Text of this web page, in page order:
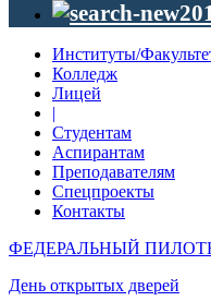
Институты/
Колледж
Лицей
|
Студентам
Аспирантам
Преподавателям
Спецпроекты
Контакты
ФЕДЕРАЛЬНЫЙ
День открытых дверей